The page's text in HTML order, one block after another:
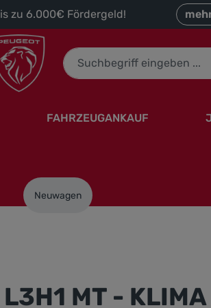
zu 6.000€ Fördergeld!
FAHRZEUGANKAUF
Neuwagen
MT - KLIMA